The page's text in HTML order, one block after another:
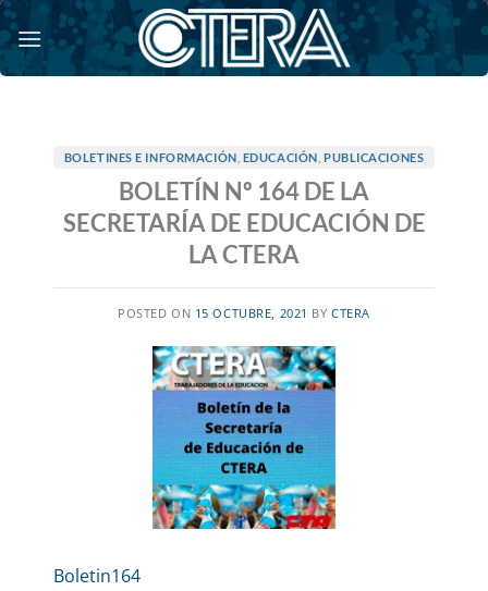
Saltar
al
contenido
BOLETINES E INFORMACIÓN EDUCACIÓN PUBLICACIONES
BOLETÍN Nº 164 DE LA
SECRETARÍA DE EDUCACIÓN DE
LA CTERA
POSTED ON 15 OCTUBRE, 2021 BY CTERA
Boletin164